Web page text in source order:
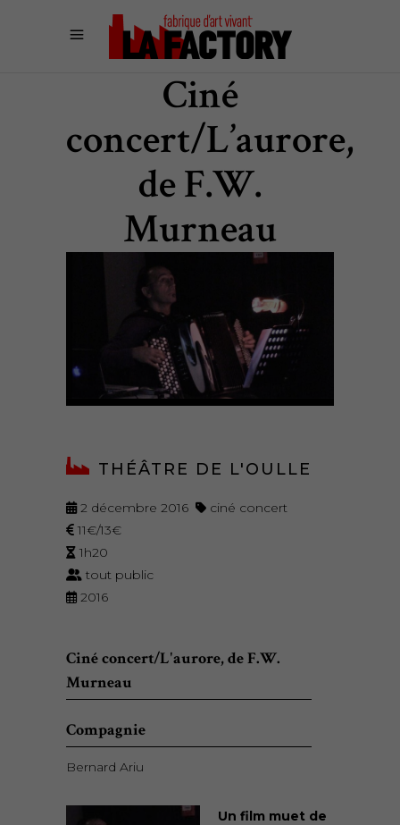
Ciné
concert/L’aurore,
de F.W.
Murneau
THÉÂTRE DE L'OULLE
2 décembre 2016
ciné concert
11€/13€
1h20
tout public
2016
Ciné concert/L'aurore, de F.W.
Murneau
Compagnie
Bernard Ariu
Un film muet de